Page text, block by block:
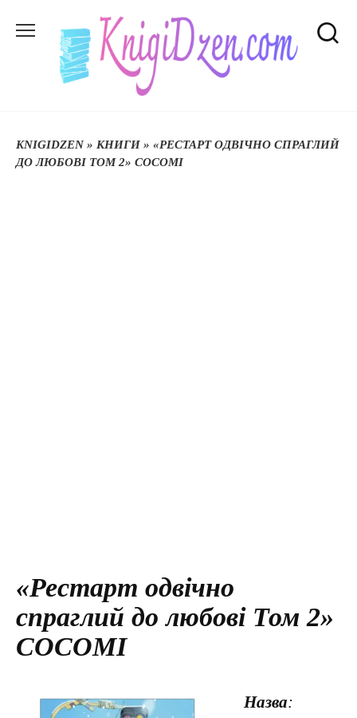
до
KNIGIDZEN» КНИГИ » «РЕСТАРТ ОДВІЧНО СПРАГЛИЙ
ДО ЛЮБОВІ ТОМ 2» COCOMI
«Рестарт одвічно
спраглий до любові Том 2»
COCOMI
Назва: